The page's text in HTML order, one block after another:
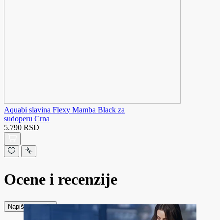
Aquabi slavina Flexy Mamba Black za
sudoperu Crna
5.790 RSD
Ocene i recenzije
Napiši recenziju